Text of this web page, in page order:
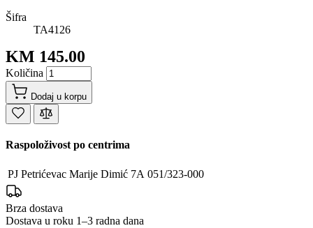
Šifra
TA4126
KM 145.00
Količina
Dodaj u korpu
Raspoloživost po centrima
PJ Petrićevac Marije Dimić 7A 051/323-000
Brza dostava
Dostava u roku 1–3 radna dana